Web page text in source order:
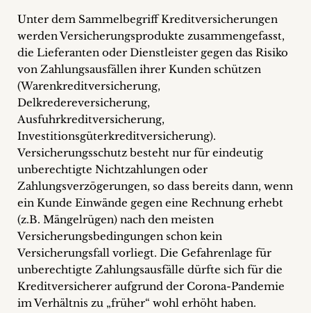
Unter dem Sammelbegriff Kreditversicherungen
werden Versicherungsprodukte zusammengefasst,
die Lieferanten oder Dienstleister gegen das Risiko
von Zahlungsausfällen ihrer Kunden schützen
(Warenkreditversicherung,
Delkredereversicherung,
Ausfuhrkreditversicherung,
Investitionsgüterkreditversicherung).
Versicherungsschutz besteht nur für eindeutig
unberechtigte Nichtzahlungen oder
Zahlungsverzögerungen, so dass bereits dann, wenn
ein Kunde Einwände gegen eine Rechnung erhebt
(z.B. Mängelrügen) nach den meisten
Versicherungsbedingungen schon kein
Versicherungsfall vorliegt. Die Gefahrenlage für
unberechtigte Zahlungsausfälle dürfte sich für die
Kreditversicherer aufgrund der Corona-Pandemie
im Verhältnis zu „früher“ wohl erhöht haben.